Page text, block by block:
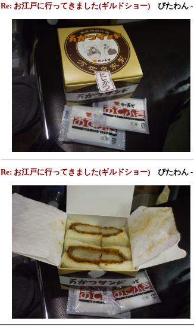
Re: お江戸に行ってきました(ギルドショー) ぴたわん-
Re: お江戸に行ってきました(ギルドショー) ぴたわん-